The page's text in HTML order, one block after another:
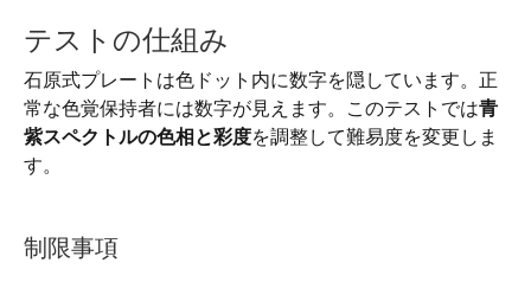
テストの仕組み
石原式プレートは色ドット内に数字を隠しています。正
常な色覚保持者には数字が見えます。このテストでは青
紫スペクトルの色相と彩度を調整して難易度を変更しま
す。
制限事項